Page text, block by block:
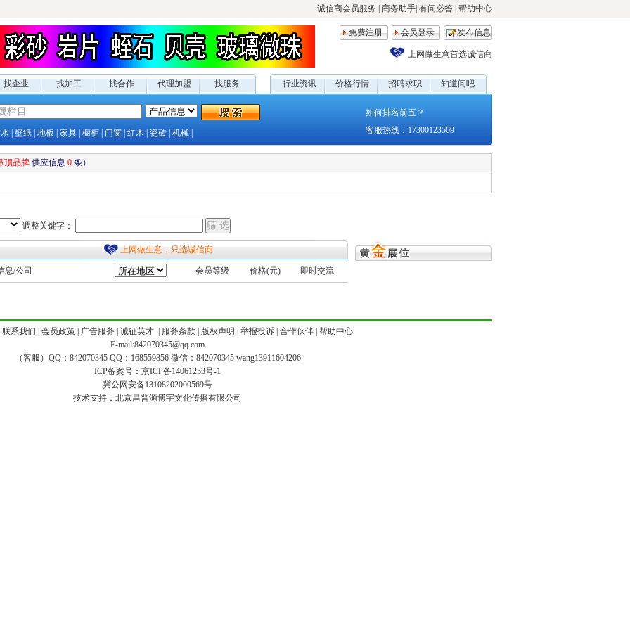
诚信商会员服务 商务助手 有问必答 帮助中心
免费注册 会员登录 发布信息
上网做生意首选诚信商
找企业 找加工 找合作 代理加盟 找服务 行业资讯 价格行情 招聘求职 知道问吧
壁纸 地板 家具 橱柜 门窗 红木 瓷砖 机械
如何排名前五？
客服热线：17300123569
顶品牌 供应信息 0 条）
调整关键字：
上网做生意，只选诚信商
息/公司 会员等级 价格(元) 即时交流
联系我们 会员政策| 广告服务 诚征英才 服务条款 版权声明 举报投诉| 合作伙伴| 帮助中心
E-mail:842070345@qq.com
（客服）QQ：842070345 QQ：168559856 微信：842070345 wang13911604206
ICP备案号： 京ICP备14061253号-1
冀公网安备13108202000569号
技术支持： 北京昌晋源博宇文化传播有限公司